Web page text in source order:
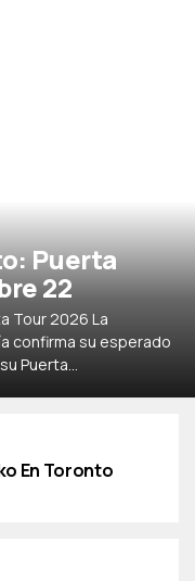
Puerta
22
Tour 2026 La
confirma su esperado
Puerta...
En Toronto